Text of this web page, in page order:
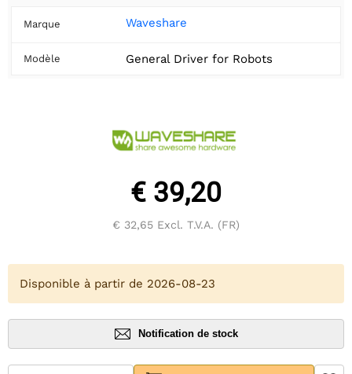
Marque Waveshare
Modèle General Driver for Robots
€ 39,20
€ 32,65 Excl. T.V.A. (FR)
Disponible à partir de 2026-08-23
Notification de stock